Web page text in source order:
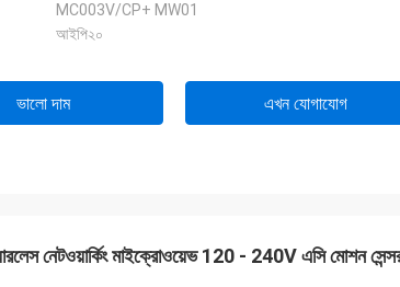
MC003V/CP+ MW01
আইপি২০
ভালো দাম এখন যোগাযোগ
নেটওয়ার্কিং মাইক্রোওয়েভ 120 - 240V এসি মোশন